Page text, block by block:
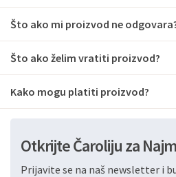
Što ako mi proizvod ne
Što ako želim vratiti proizvod?
Kako mogu platiti proizvod?
Otkrijte Čaroliju za
Prijavite se na naš newsletter i